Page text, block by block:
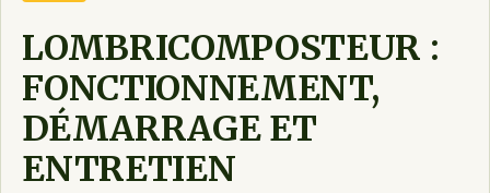
LOMBRICOMPOSTEUR :
FONCTIONNEMENT,
DÉMARRAGE ET
ENTRETIEN